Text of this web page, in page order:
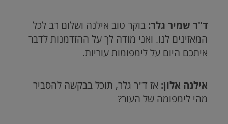
ד"ר שמיר גלר: בוקר טוב אילנה ושלום רב לכל
המאזינים לנו. ואני מודה לך על ההזדמנות לדבר
איתכם היום על לימפומות עוריות.
אילנה אלון: אז ד"ר גלר, תוכל בבקשה להסביר
מהי לימפומה של העור?